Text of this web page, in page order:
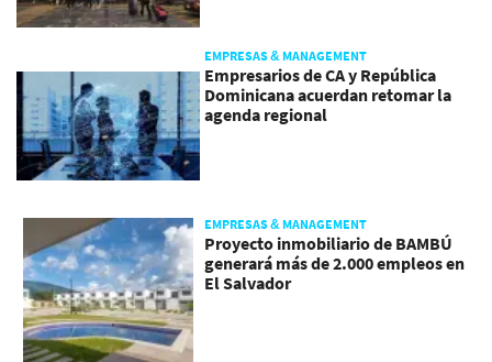
EMPRESAS & MANAGEMENT
Empresarios de CA y República
Dominicana acuerdan retomar la
agenda regional
EMPRESAS & MANAGEMENT
Proyecto inmobiliario de BAMBÚ
generará más de 2.000 empleos en
El Salvador